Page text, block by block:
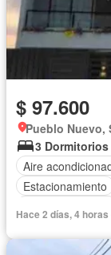
$ 97.600
Pueblo Nuevo,
3 Dormitorios
Aire
Estacionamiento
Garita de
Hace 2 días, 4 horas